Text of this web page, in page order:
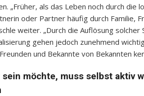
„Früher, als das Leben noch durch die
oder Partner häufig durch Familie,
weiter. „Durch die Auflösung
gehen jedoch zunehmend
und Bekannte von Bekannten
möchte, muss selbst aktiv